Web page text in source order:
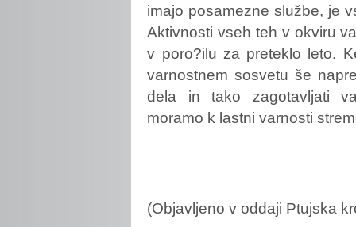
imajo posamezne službe, je
Aktivnosti vseh teh v okviru
v poro?ilu za preteklo leto.
varnostnem sosvetu še
dela in tako zagotavljati
moramo k lastni varnosti
(Objavljeno v oddaji Ptujska